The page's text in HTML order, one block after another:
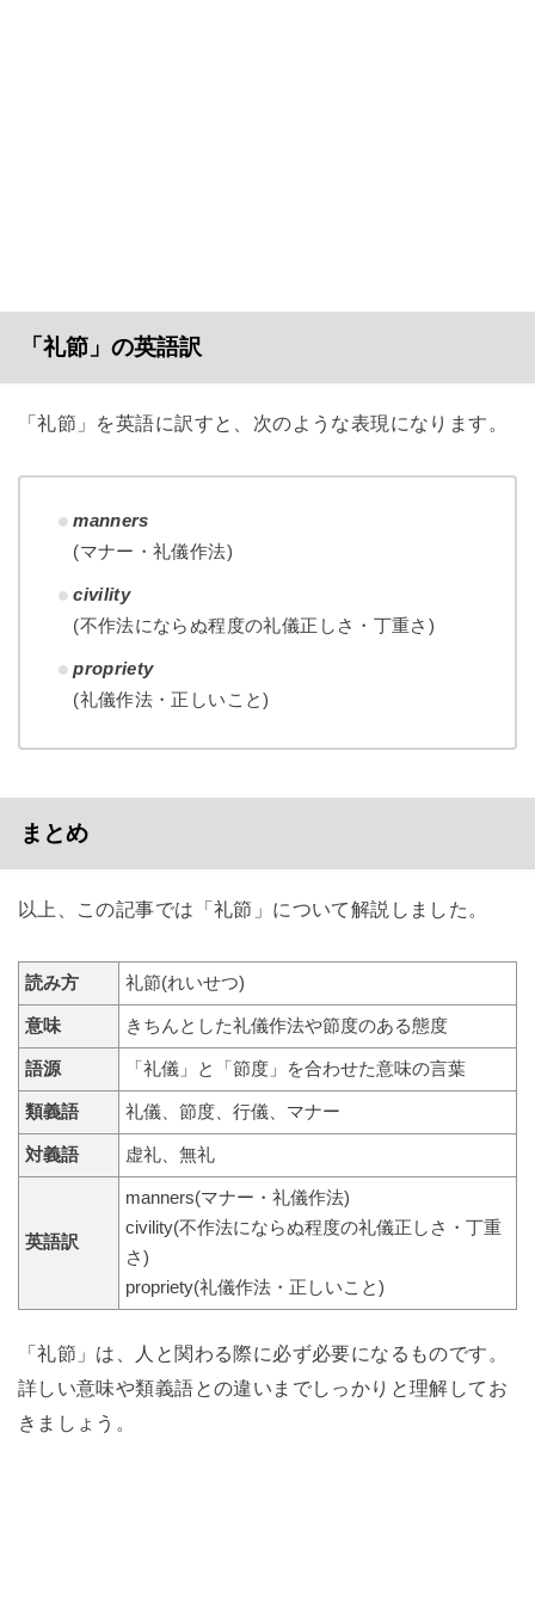
「礼節」の英語訳
「礼節」を英語に訳すと、次のような表現になります。
manners
(マナー・礼儀作法)
civility
(不作法にならぬ程度の礼儀正しさ・丁重さ)
propriety
(礼儀作法・正しいこと)
まとめ
以上、この記事では「礼節」について解説しました。
読み方 礼節(れいせつ)
意味 きちんとした礼儀作法や節度のある態度
語源 「礼儀」と「節度」を合わせた意味の言葉
類義語 礼儀、節度、行儀、マナー
対義語 虚礼、無礼
英語訳
manners(マナー・礼儀作法)
civility(不作法にならぬ程度の礼儀正しさ・丁重
さ)
propriety(礼儀作法・正しいこと)
「礼節」は、人と関わる際に必ず必要になるものです。
詳しい意味や類義語との違いまでしっかりと理解してお
きましょう。